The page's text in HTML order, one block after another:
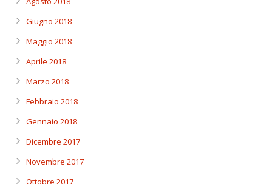
Giugno 2018
Maggio 2018
Aprile 2018
Marzo 2018
Febbraio 2018
Gennaio 2018
Dicembre 2017
Novembre 2017